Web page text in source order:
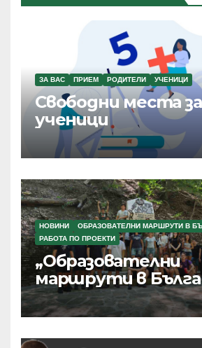
ЗА ВАС ПРИЕМ РОДИТЕЛИ УЧЕНИЦИ
Свободни места за
ученици
НОВИНИ
ОБРАЗОВАТЕЛНИ МАРШРУТИ В
РАБОТА ПО ПРОЕКТИ
„Образователни
маршрути в